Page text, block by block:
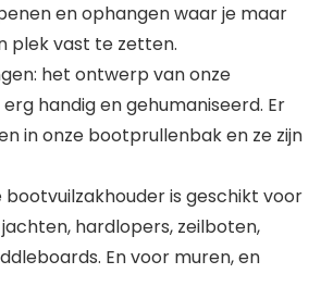
en ophangen waar je maar
plek vast te zetten.
het ontwerp van onze
handig en gehumaniseerd. Er
in onze bootprullenbak en ze zijn
is geschikt voor
hardlopers, zeilboten,
En voor muren, en